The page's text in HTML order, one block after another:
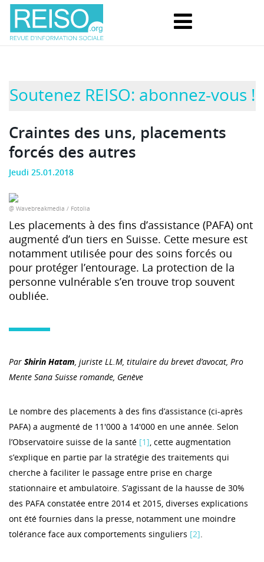
Soutenez REISO: abonnez-vous !
Craintes des uns, placements
forcés des autres
Jeudi 25.01.2018
@ Wavebreakmedia / Fotolia
Les placements à des fins d’assistance (PAFA) ont
augmenté d’un tiers en Suisse. Cette mesure est
notamment utilisée pour des soins forcés ou
pour protéger l’entourage. La protection de la
personne vulnérable s’en trouve trop souvent
oubliée.
Par Shirin Hatam, juriste LL.M, titulaire du brevet d’avocat, Pro
Mente Sana Suisse romande, Genève
Le nombre des placements à des fins d’assistance (ci-après
PAFA) a augmenté de 11'000 à 14'000 en une année. Selon
l’Observatoire suisse de la santé [1], cette augmentation
s’explique en partie par la stratégie des traitements qui
cherche à faciliter le passage entre prise en charge
stationnaire et ambulatoire. S’agissant de la hausse de 30%
des PAFA constatée entre 2014 et 2015, diverses explications
ont été fournies dans la presse, notamment une moindre
tolérance face aux comportements singuliers [2].